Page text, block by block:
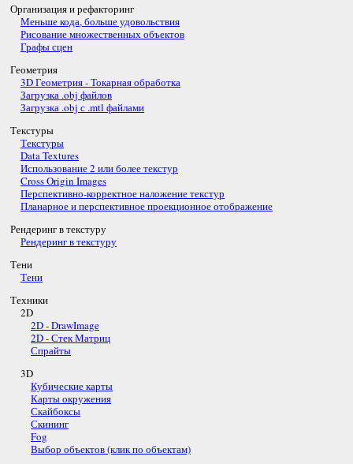
Организация и рефакторинг
Меньше кода, больше удовольствия
Рисование множественных объектов
Графы сцен
Геометрия
3D Геометрия - Токарная обработка
Загрузка .obj файлов
Загрузка .obj с .mtl файлами
Текстуры
Текстуры
Data Textures
Использование 2 или более текстур
Cross Origin Images
Перспективно-корректное наложение текстур
Планарное и перспективное проекционное отображение
Рендеринг в текстуру
Рендеринг в текстуру
Тени
Тени
Техники
2D
2D - DrawImage
2D - Стек Матриц
Спрайты
3D
Кубические карты
Карты окружения
Скайбоксы
Скининг
Fog
Выбор объектов (клик по объектам)